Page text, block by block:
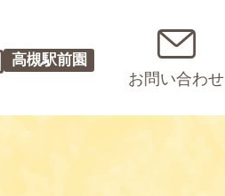
高槻駅前園
お問い合わせ